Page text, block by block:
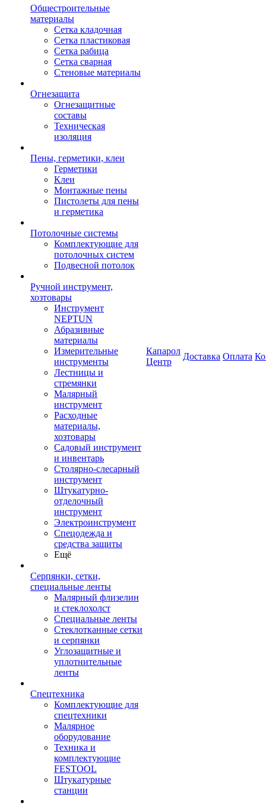
Общестроительные
материалы
Сетка кладочная
Сетка пластиковая
Сетка рабица
Сетка сварная
Стеновые материалы
Огнезащита
Огнезащитные
составы
Техническая
изоляция
Пены, герметики, клеи
Герметики
Клеи
Монтажные пены
Пистолеты для пены
и герметика
Потолочные системы
Комплектующие для
потолочных систем
Подвесной потолок
Ручной инструмент,
хозтовары
Инструмент
NEPTUN
Абразивные
материалы
Измерительные
инструменты
Лестницы и
стремянки
Малярный
инструмент
Расходные
материалы,
хозтовары
Садовый инструмент
и инвентарь
Столярно-слесарный
инструмент
Штукатурно-
отделочный
инструмент
Электроинструмент
Спецодежда и
средства защиты
Ещё
Серпянки, сетки,
специальные ленты
Малярный флизелин
и стеклохолст
Специальные ленты
Стеклотканные сетки
и серпянки
Углозащитные и
уплотнительные
ленты
Спецтехника
Комплектующие для
спецтехники
Малярное
оборудование
Техника и
комплектующие
FESTOOL
Штукатурные
станции
Капарол
Центр
Доставка Оплата